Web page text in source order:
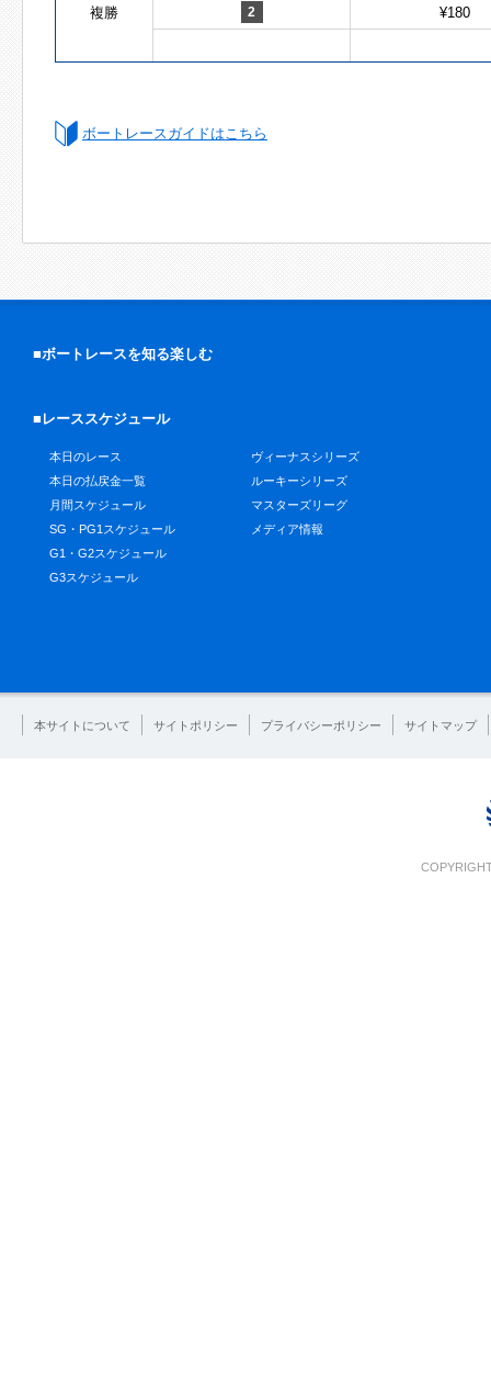
複勝 2 ¥180
ボートレースガイドはこちら
■ボートレースを知る楽しむ
■レーススケジュール
本日のレース
本日の払戻金一覧
月間スケジュール
SG・PG1スケジュール
G1・G2スケジュール
G3スケジュール
ヴィーナスシリーズ
ルーキーシリーズ
マスターズリーグ
メディア情報
本サイトについて サイトポリシー プライバシーポリシー サイトマップ